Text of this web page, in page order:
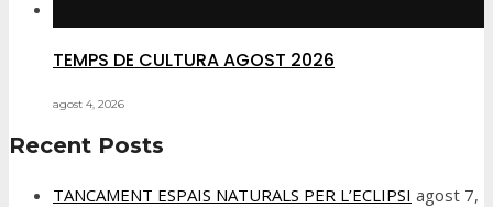
TEMPS DE CULTURA AGOST 2026
agost 4, 2026
Recent Posts
TANCAMENT ESPAIS NATURALS PER L’ECLIPSI agost 7,